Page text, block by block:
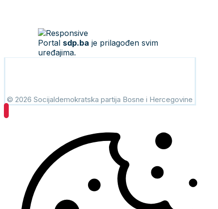
Portal sdp.ba je prilagođen svim
uređajima.
© 2026 Socijaldemokratska partija Bosne i Hercegovine